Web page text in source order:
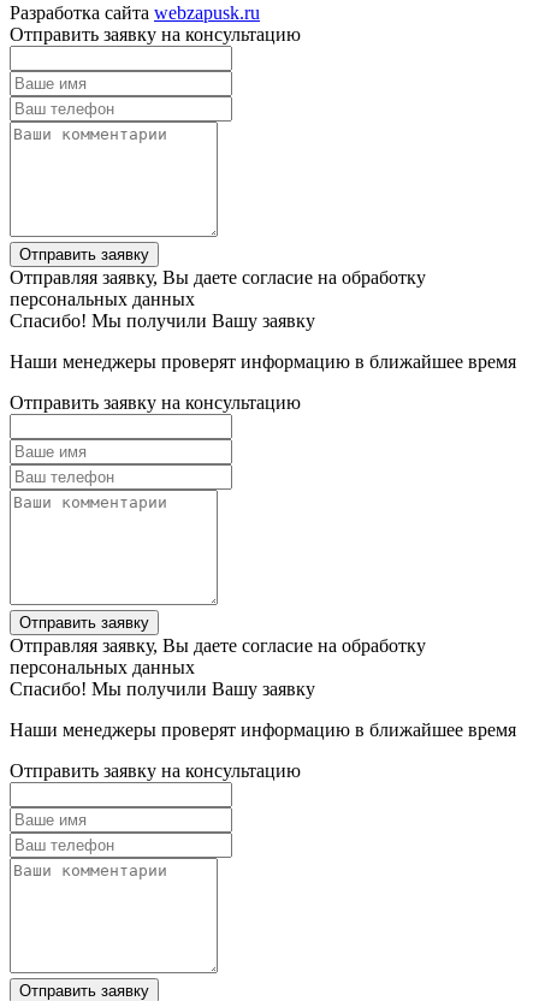
Разработка сайта webzapusk.ru
Отправить заявку на консультацию
Отправить заявку
Отправляя заявку, Вы даете согласие на обработку
персональных данных
Спасибо! Мы получили Вашу заявку
Наши менеджеры проверят информацию в ближайшее время
Отправить заявку на консультацию
Отправить заявку
Отправляя заявку, Вы даете согласие на обработку
персональных данных
Спасибо! Мы получили Вашу заявку
Наши менеджеры проверят информацию в ближайшее время
Отправить заявку на консультацию
Отправить заявку